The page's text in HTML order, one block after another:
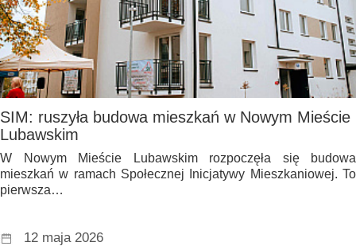
SIM: ruszyła budowa mieszkań w Nowym Mieście
Lubawskim
W Nowym Mieście Lubawskim rozpoczęła się budowa
mieszkań w ramach Społecznej Inicjatywy Mieszkaniowej. To
pierwsza…
12 maja 2026